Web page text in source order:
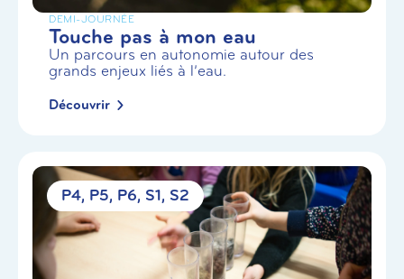
DEMI-JOURNÉE
Touche pas à mon eau
Un parcours en autonomie autour des
grands enjeux liés à l’eau.
Découvrir
P4 P5 P6 S1 S2